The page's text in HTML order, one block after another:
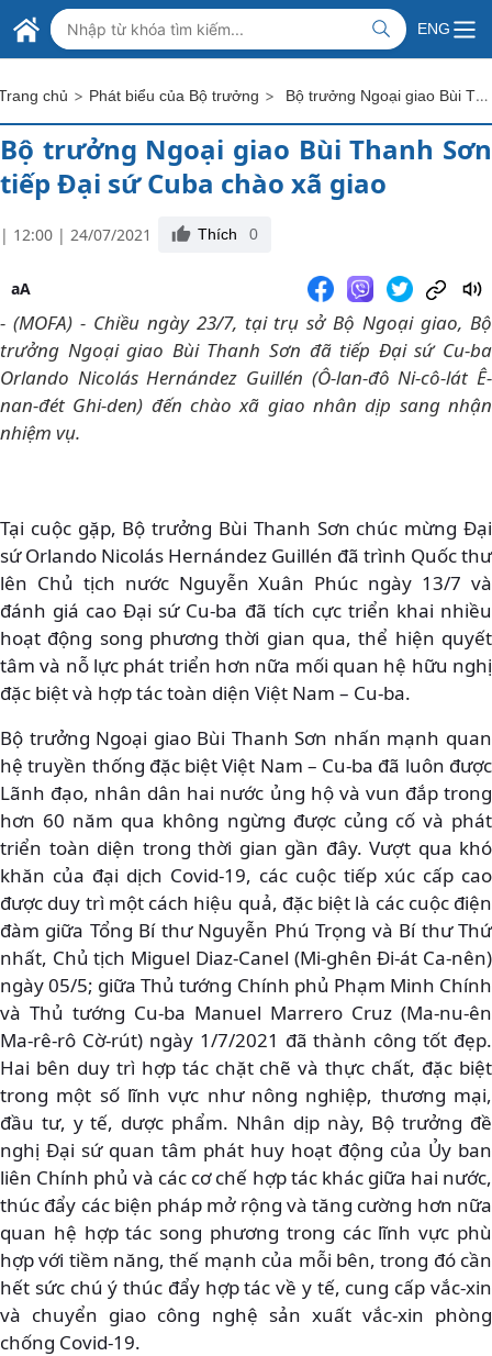
Skip to Main Content
BỘ NGOẠI GIAO VIỆT NAM
MINISTRY OF FOREIGN AFFAIRS
ENG
chủ > Phát biểu của Bộ trưởng > Bộ trưởng Ngoại giao Bùi Thanh Sơn tiếp Đại sứ Cuba chào xã giao
Bộ trưởng Ngoại giao Bùi Thanh Sơn
tiếp Đại sứ Cuba chào xã giao
| 12:00 | 24/07/2021 Thích 0
aA
- (MOFA) - Chiều ngày 23/7, tại trụ sở Bộ Ngoại giao, Bộ
trưởng Ngoại giao Bùi Thanh Sơn đã tiếp Đại sứ Cu-ba
Orlando Nicolás Hernández Guillén (Ô-lan-đô Ni-cô-lát Ê-
nan-đét Ghi-den) đến chào xã giao nhân dịp sang nhận
nhiệm vụ.
Tại cuộc gặp, Bộ trưởng Bùi Thanh Sơn chúc mừng Đại
sứ Orlando Nicolás Hernández Guillén đã trình Quốc thư
lên Chủ tịch nước Nguyễn Xuân Phúc ngày 13/7 và
đánh giá cao Đại sứ Cu-ba đã tích cực triển khai nhiều
hoạt động song phương thời gian qua, thể hiện quyết
tâm và nỗ lực phát triển hơn nữa mối quan hệ hữu nghị
đặc biệt và hợp tác toàn diện Việt Nam – Cu-ba.
Bộ trưởng Ngoại giao Bùi Thanh Sơn nhấn mạnh quan
hệ truyền thống đặc biệt Việt Nam – Cu-ba đã luôn được
Lãnh đạo, nhân dân hai nước ủng hộ và vun đắp trong
hơn 60 năm qua không ngừng được củng cố và phát
triển toàn diện trong thời gian gần đây. Vượt qua khó
khăn của đại dịch Covid-19, các cuộc tiếp xúc cấp cao
được duy trì một cách hiệu quả, đặc biệt là các cuộc điện
đàm giữa Tổng Bí thư Nguyễn Phú Trọng và Bí thư Thứ
nhất, Chủ tịch Miguel Diaz-Canel (Mi-ghên Đi-át Ca-nên)
ngày 05/5; giữa Thủ tướng Chính phủ Phạm Minh Chính
và Thủ tướng Cu-ba Manuel Marrero Cruz (Ma-nu-ên
Ma-rê-rô Cờ-rút) ngày 1/7/2021 đã thành công tốt đẹp.
Hai bên duy trì hợp tác chặt chẽ và thực chất, đặc biệt
trong một số lĩnh vực như nông nghiệp, thương mại,
đầu tư, y tế, dược phẩm. Nhân dịp này, Bộ trưởng đề
nghị Đại sứ quan tâm phát huy hoạt động của Ủy ban
liên Chính phủ và các cơ chế hợp tác khác giữa hai nước,
thúc đẩy các biện pháp mở rộng và tăng cường hơn nữa
quan hệ hợp tác song phương trong các lĩnh vực phù
hợp với tiềm năng, thế mạnh của mỗi bên, trong đó cần
hết sức chú ý thúc đẩy hợp tác về y tế, cung cấp vắc-xin
và chuyển giao công nghệ sản xuất vắc-xin phòng
chống Covid-19.